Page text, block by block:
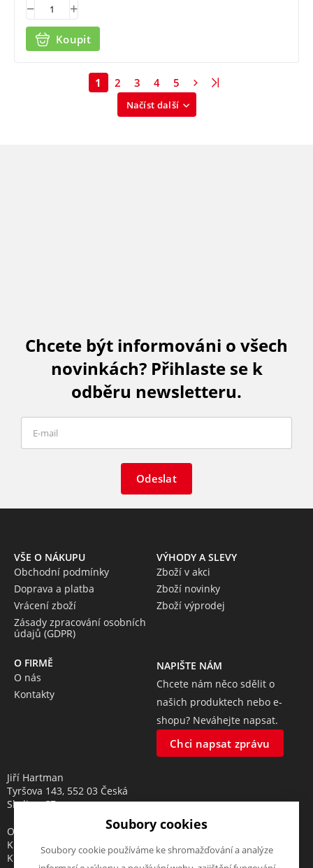
Koupit
Načíst další
1 2 3 4 5
Chcete být informováni o všech
novinkách? Přihlaste se k
odběru newsletteru.
Odeslat
VŠE O NÁKUPU
Obchodní podmínky
Doprava a platba
Vrácení zboží
Zásady zpracování osobních
údajů (GDPR)
VÝHODY A SLEVY
Zboží v akci
Zboží novinky
Zboží výprodej
O FIRMĚ
O nás
Kontakty
NAPIŠTE NÁM
Chcete nám něco sdělit o
našich produktech nebo e-
shopu? Neváhejte napsat.
Chci napsat zprávu
Jiří Hartman
Tyršova 143, 552 03 Česká
Skalice, CZ
Obchodní rejstřík vedený u
Krajského soudu v Hradci
Králové, oddíl A, vložka 18553
Soubory cookies
Soubory cookie používáme ke shromažďování a analýze